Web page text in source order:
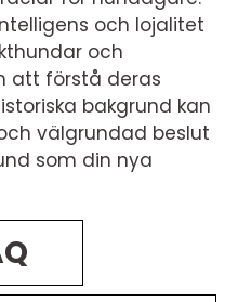
och lojalitet
och
att förstå deras
bakgrund kan
välgrundad beslut
som din nya